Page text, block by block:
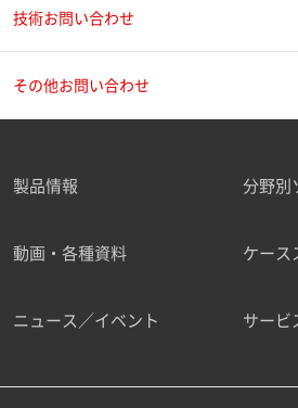
技術お問い合わせ
その他お問い合わせ
製品情報 分野別
動画・各種資料 ケース
ニュース／イベント サービ